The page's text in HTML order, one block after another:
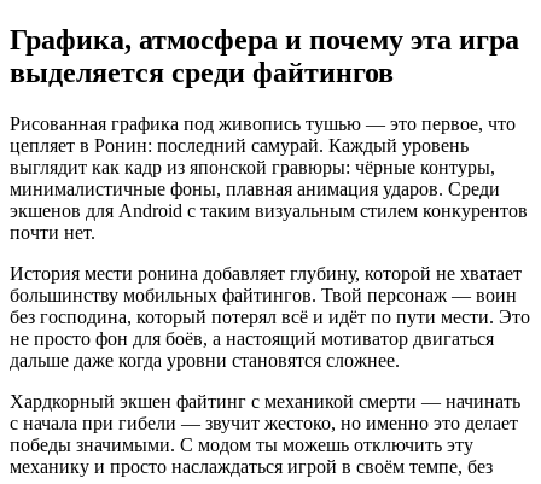
Графика, атмосфера и почему эта игра
выделяется среди файтингов
Рисованная графика под живопись тушью — это первое, что
цепляет в Ронин: последний самурай. Каждый уровень
выглядит как кадр из японской гравюры: чёрные контуры,
минималистичные фоны, плавная анимация ударов. Среди
экшенов для Android с таким визуальным стилем конкурентов
почти нет.
История мести ронина добавляет глубину, которой не хватает
большинству мобильных файтингов. Твой персонаж — воин
без господина, который потерял всё и идёт по пути мести. Это
не просто фон для боёв, а настоящий мотиватор двигаться
дальше даже когда уровни становятся сложнее.
Хардкорный экшен файтинг с механикой смерти — начинать
с начала при гибели — звучит жестоко, но именно это делает
победы значимыми. С модом ты можешь отключить эту
механику и просто наслаждаться игрой в своём темпе, без